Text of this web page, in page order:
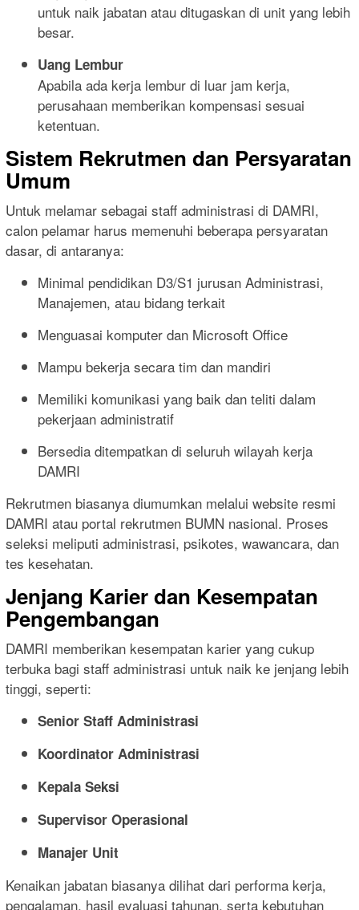
untuk naik jabatan atau ditugaskan di unit yang lebih
besar.
Uang Lembur
Apabila ada kerja lembur di luar jam kerja,
perusahaan memberikan kompensasi sesuai
ketentuan.
Sistem Rekrutmen dan Persyaratan
Umum
Untuk melamar sebagai staff administrasi di DAMRI,
calon pelamar harus memenuhi beberapa persyaratan
dasar, di antaranya:
Minimal pendidikan D3/S1 jurusan Administrasi,
Manajemen, atau bidang terkait
Menguasai komputer dan Microsoft Office
Mampu bekerja secara tim dan mandiri
Memiliki komunikasi yang baik dan teliti dalam
pekerjaan administratif
Bersedia ditempatkan di seluruh wilayah kerja
DAMRI
Rekrutmen biasanya diumumkan melalui website resmi
DAMRI atau portal rekrutmen BUMN nasional. Proses
seleksi meliputi administrasi, psikotes, wawancara, dan
tes kesehatan.
Jenjang Karier dan Kesempatan
Pengembangan
DAMRI memberikan kesempatan karier yang cukup
terbuka bagi staff administrasi untuk naik ke jenjang lebih
tinggi, seperti:
Senior Staff Administrasi
Koordinator Administrasi
Kepala Seksi
Supervisor Operasional
Manajer Unit
Kenaikan jabatan biasanya dilihat dari performa kerja,
pengalaman, hasil evaluasi tahunan, serta kebutuhan